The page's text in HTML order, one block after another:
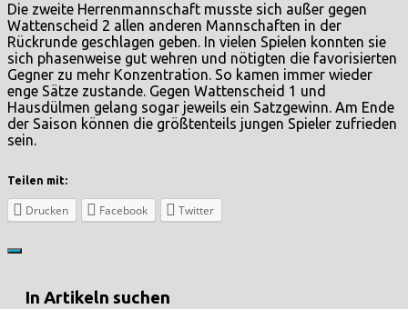
Die zweite Herrenmannschaft musste sich außer gegen
Wattenscheid 2 allen anderen Mannschaften in der
Rückrunde geschlagen geben. In vielen Spielen konnten sie
sich phasenweise gut wehren und nötigten die favorisierten
Gegner zu mehr Konzentration. So kamen immer wieder
enge Sätze zustande. Gegen Wattenscheid 1 und
Hausdülmen gelang sogar jeweils ein Satzgewinn. Am Ende
der Saison können die größtenteils jungen Spieler zufrieden
sein.
Teilen mit:
Drucken Facebook Twitter
In Artikeln suchen